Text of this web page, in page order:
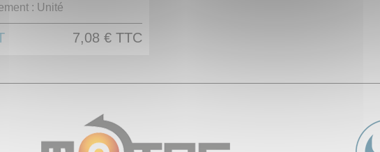
: Unité
7,08 € TTC